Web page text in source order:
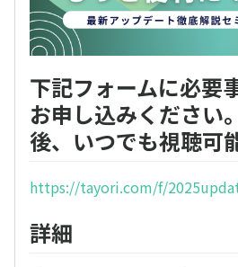
下記フォームに必要
お申し込みください
後、いつでも視聴可
https://tayori.com/f/
詳細